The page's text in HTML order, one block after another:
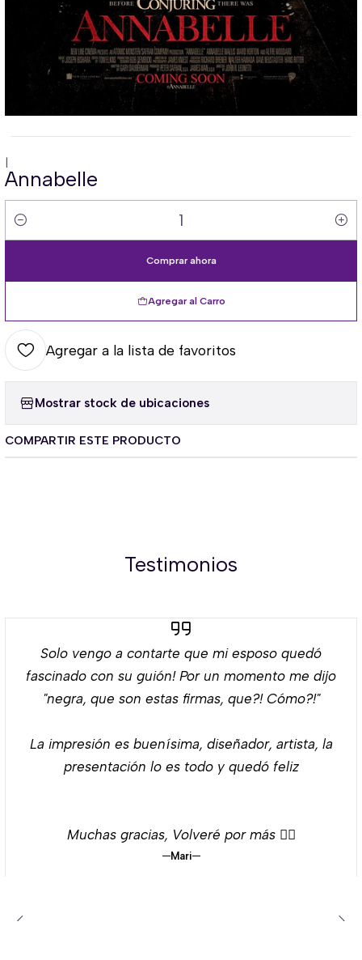
Annabelle
Cantidad
Agregar al Carro
Comprar ahora
Agregar a la lista de favoritos
Mostrar stock de ubicaciones
COMPARTIR ESTE PRODUCTO
Testimonios
Solo vengo a contarte que mi esposo quedó
fascinado con su guión! Por un momento me dijo
"negra, que son estas firmas, que?! Cómo?!"
La impresión es buenísima, diseñador, artista, la
presentación lo es todo y quedó feliz
Muchas gracias, Volveré por más 👌🏻
Mari